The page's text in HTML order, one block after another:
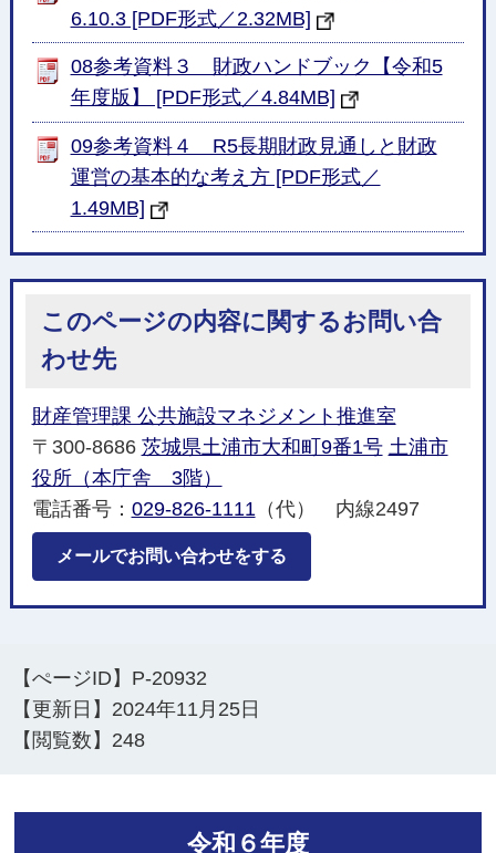
6.10.3 [PDF形式／2.32MB]
08参考資料３ 財政ハンドブック【令和5
年度版】 [PDF形式／4.84MB]
09参考資料４ R5長期財政見通しと財政
運営の基本的な考え方 [PDF形式／
1.49MB]
このページの内容に関するお問い合
わせ先
財産管理課 公共施設マネジメント推進室
〒300-8686 茨城県土浦市大和町9番1号 土浦市
役所（本庁舎 3階）
電話番号： 029-826-1111（代） 内線2497
メールでお問い合わせをする
【ぺージID】 P-20932
【更新日】 2024年11月25日
【閲覧数】 248
令和６年度